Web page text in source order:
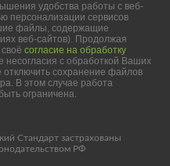
удобства работы с веб-
персонализации сервисов
файлы, содержащие
веб-сайтов). Продолжая
согласие на обработку
несогласия с обработкой Ваших
сохранение файлов
В этом случае работа
ограничена.
Стандарт застрахованы
РФ